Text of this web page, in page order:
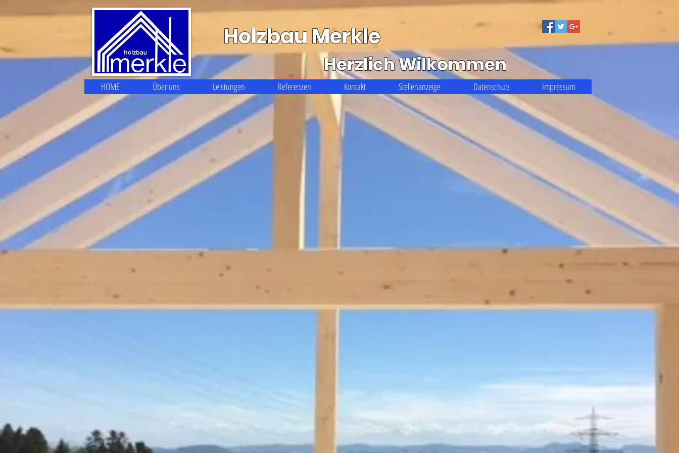
Holzbau Merkle
Herzlich Wilkommen
HOME Über uns Leistungen Referenzen Kontakt Stellenanzeige Datenschutz Impressum